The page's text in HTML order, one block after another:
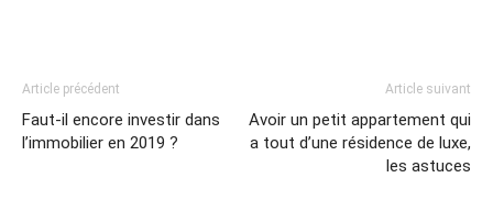
Article précédent
Faut-il encore investir dans
l’immobilier en 2019 ?
Article suivant
Avoir un petit appartement qui
a tout d’une résidence de luxe,
les astuces